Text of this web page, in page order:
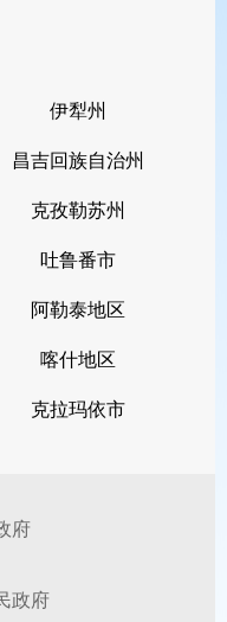
开不仅是政府
、全面地公开
理解并参与到
有效提升政策
年，我区积极
门户网站、政
监管信息、财
条。认真受理
面留言，全
言37
伊犁州
昌吉回族自治州
克孜勒苏州
吐鲁番市
阿勒泰地区
喀什地区
克拉玛依市
府
政府